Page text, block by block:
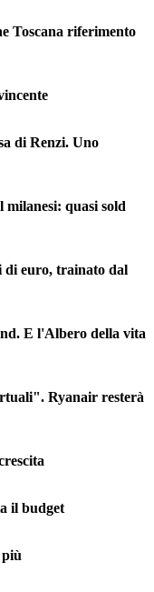
Toscana riferimento
di Renzi. Uno
quasi sold
di euro, trainato dal
E l'Albero della vita
Ryanair resterà
il budget